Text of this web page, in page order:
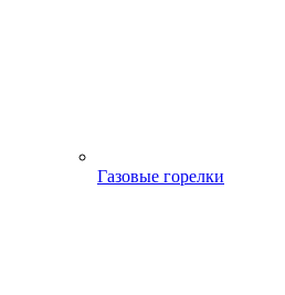
Газовые горелки